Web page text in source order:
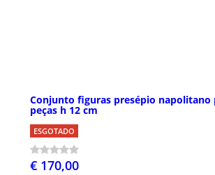
Conjunto figuras presépio napolitano
peças h 12 cm
ESGOTADO
€ 170,00